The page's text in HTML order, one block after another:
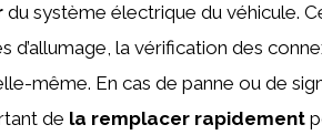
du système électrique du véhicule.
d’allumage, la vérification des
même. En cas de panne ou de
de la remplacer rapidement